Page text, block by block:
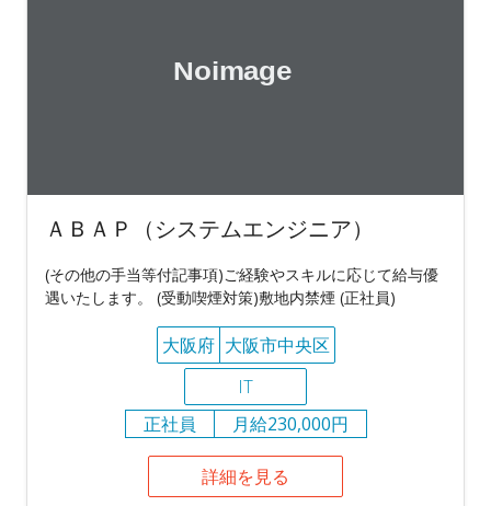
ＡＢＡＰ（システムエンジニア）
(その他の手当等付記事項)ご経験やスキルに応じて給与優
遇いたします。 (受動喫煙対策)敷地内禁煙 (正社員)
大阪府 大阪市中央区
IT
正社員
月給230,000円
詳細を見る